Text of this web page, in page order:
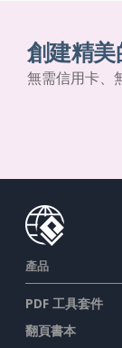
創建精
無需信用卡、
產品
PDF 工具套件
翻頁書本